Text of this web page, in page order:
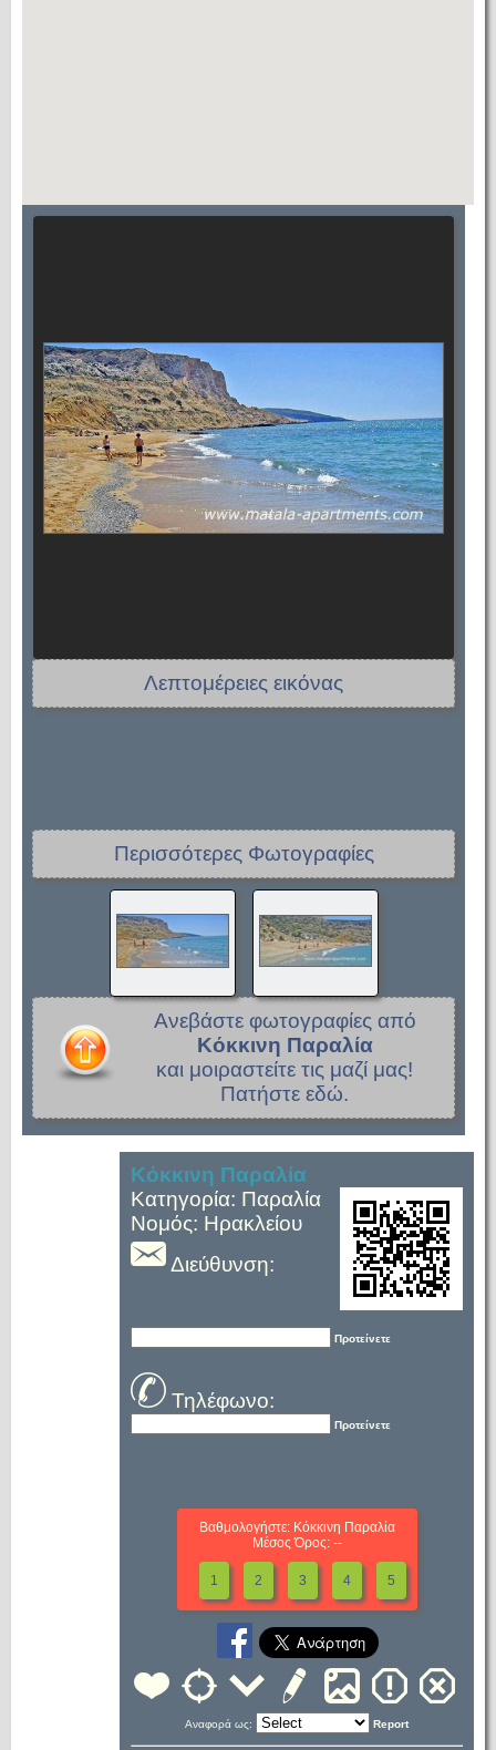
Λεπτομέρειες εικόνας
Περισσότερες Φωτογραφίες
Ανεβάστε φωτογραφίες από
Κόκκινη Παραλία
και μοιραστείτε τις μαζί μας!
Πατήστε εδώ.
Κόκκινη Παραλία
Κατηγορία: Παραλία
Νομός: Ηρακλείου
Διεύθυνση:
Προτείνετε
Τηλέφωνο:
Προτείνετε
Βαθμολογήστε: Κόκκινη Παραλία
Μέσος Όρος: --
1 2 3 4 5
Αναφορά ως: Report